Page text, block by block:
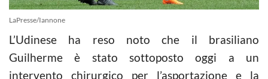
LaPresse/Iannone
L’Udinese ha reso noto che il brasiliano
Guilherme è stato sottoposto oggi a un
intervento chirurgico per l’asportazione e la